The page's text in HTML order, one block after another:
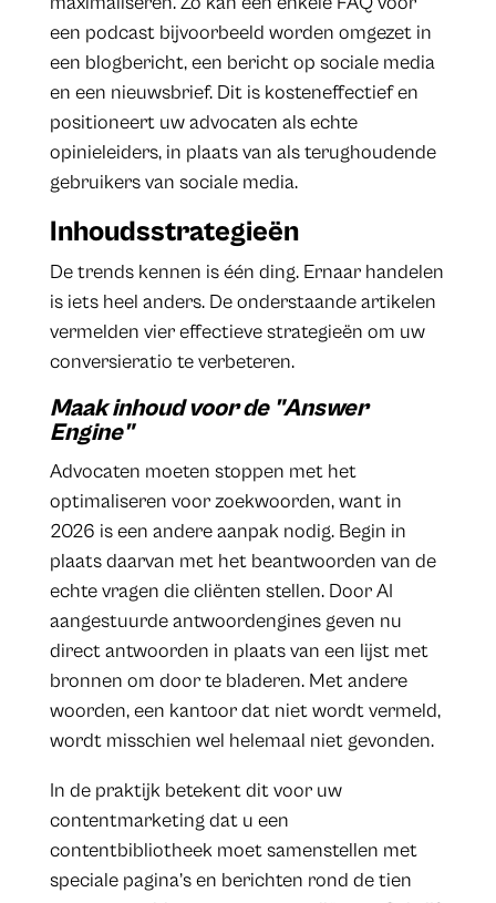
een podcast bijvoorbeeld worden omgezet in
een blogbericht, een bericht op sociale media
en een nieuwsbrief. Dit is kosteneffectief en
positioneert uw advocaten als echte
opinieleiders, in plaats van als terughoudende
gebruikers van sociale media.
Inhoudsstrategieën
De trends kennen is één ding. Ernaar handelen
is iets heel anders. De onderstaande artikelen
vermelden vier effectieve strategieën om uw
conversieratio te verbeteren.
Maak inhoud voor de "Answer
Engine"
Advocaten moeten stoppen met het
optimaliseren voor zoekwoorden, want in
2026 is een andere aanpak nodig. Begin in
plaats daarvan met het beantwoorden van de
echte vragen die cliënten stellen. Door AI
aangestuurde antwoordengines geven nu
direct antwoorden in plaats van een lijst met
bronnen om door te bladeren. Met andere
woorden, een kantoor dat niet wordt vermeld,
wordt misschien wel helemaal niet gevonden.
In de praktijk betekent dit voor uw
contentmarketing dat u een
contentbibliotheek moet samenstellen met
speciale pagina’s en berichten rond de tien